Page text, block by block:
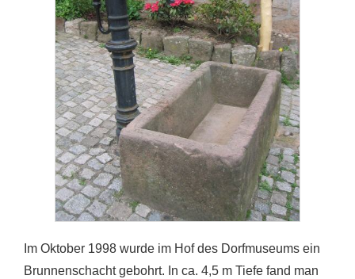
Im Oktober 1998 wurde im Hof des Dorfmuseums ein
Brunnenschacht gebohrt. In ca. 4,5 m Tiefe fand man